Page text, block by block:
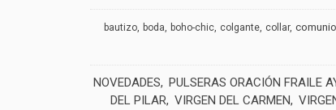
bautizo boda boho-chic colgante collar
NOVEDADES PULSERAS ORACIÓN FRAILE
DEL PILAR VIRGEN DEL CARMEN